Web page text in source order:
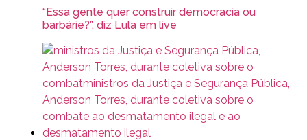
“Essa gente quer construir democracia ou
barbárie?”, diz Lula em live